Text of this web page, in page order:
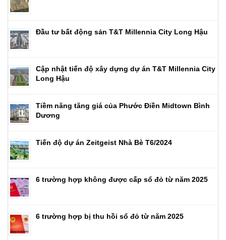
Đầu tư bất động sản T&T Millennia City Long Hậu
Cập nhật tiến độ xây dựng dự án T&T Millennia City
Long Hậu
Tiềm năng tăng giá của Phước Điền Midtown Bình
Dương
Tiến độ dự án Zeitgeist Nhà Bè T6/2024
6 trường hợp không được cấp sổ đỏ từ năm 2025
6 trường hợp bị thu hồi sổ đỏ từ năm 2025